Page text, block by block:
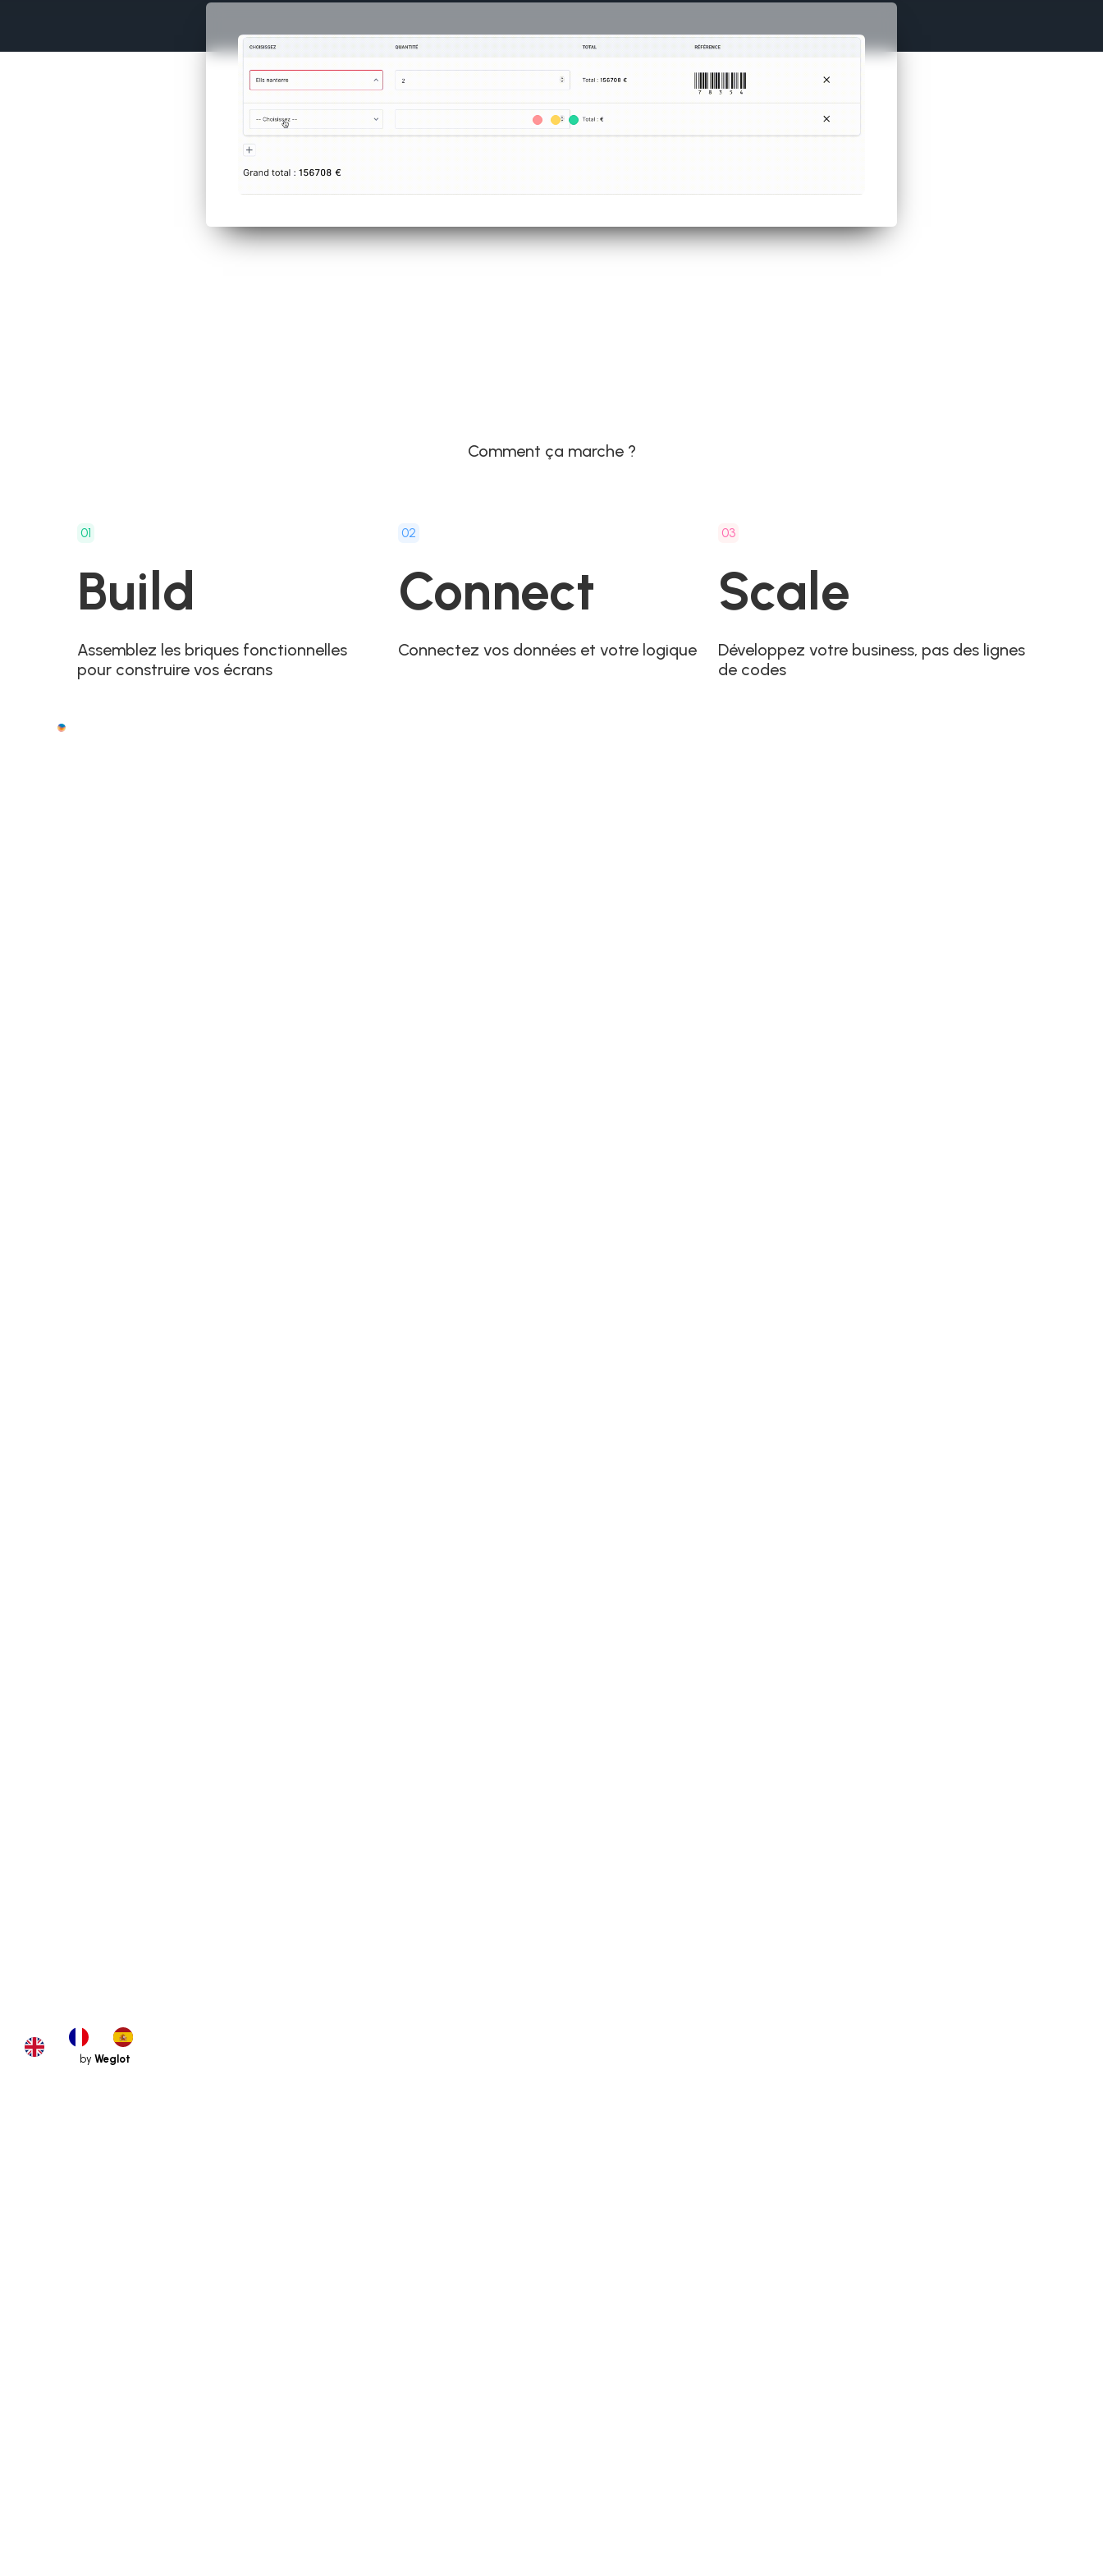
Comment ça marche ?
01
Build
Assemblez les briques fonctionnelles
pour construire vos écrans
02
Connect
Connectez vos données et votre logique
03
Scale
Développez votre business, pas des lignes
de codes
by Weglot